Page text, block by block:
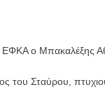
ΕΦΚΑ ο Μπακαλέξης
του Σταύρου,